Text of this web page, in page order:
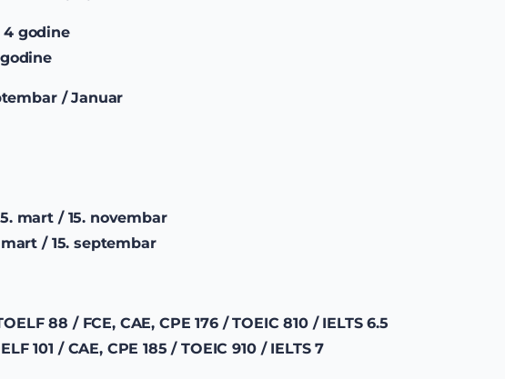
4 godine
/ Januar
mart / 15. novembar
mart / 15. septembar
88 / FCE, CAE, CPE 176 / TOEIC 810 / IELTS 6.5
101 / CAE, CPE 185 / TOEIC 910 / IELTS 7